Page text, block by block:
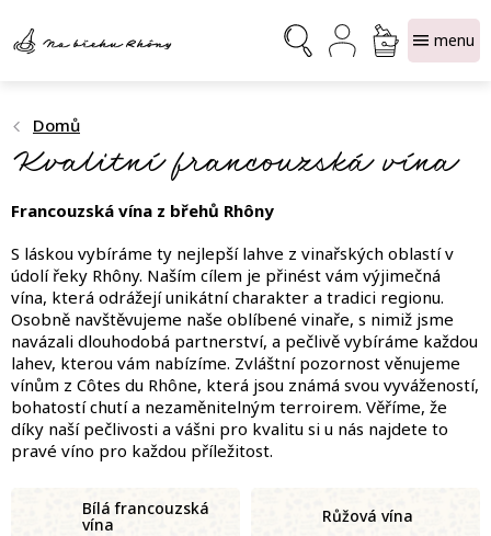
obsah
NÁKUPNÍ
KOŠÍK
Domů
Kvalitní francouzská vína
Francouzská vína z břehů Rhôny
S láskou vybíráme ty nejlepší lahve z vinařských oblastí v
údolí řeky Rhôny. Naším cílem je přinést vám výjimečná
vína, která odrážejí unikátní charakter a tradici regionu.
Osobně navštěvujeme naše oblíbené vinaře, s nimiž jsme
navázali dlouhodobá partnerství, a pečlivě vybíráme každou
lahev, kterou vám nabízíme. Zvláštní pozornost věnujeme
vínům z Côtes du Rhône, která jsou známá svou vyvážeností,
bohatostí chutí a nezaměnitelným terroirem. Věříme, že
díky naší pečlivosti a vášni pro kvalitu si u nás najdete to
pravé víno pro každou příležitost.
Bílá francouzská
vína Růžová vína